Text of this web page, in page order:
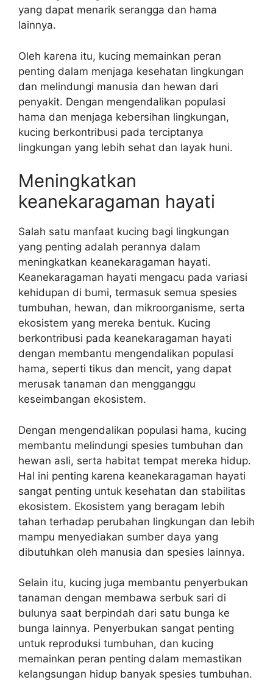
yang dapat menarik serangga dan hama
lainnya.
Oleh karena itu, kucing memainkan peran
penting dalam menjaga kesehatan lingkungan
dan melindungi manusia dan hewan dari
penyakit. Dengan mengendalikan populasi
hama dan menjaga kebersihan lingkungan,
kucing berkontribusi pada terciptanya
lingkungan yang lebih sehat dan layak huni.
Meningkatkan
keanekaragaman hayati
Salah satu manfaat kucing bagi lingkungan
yang penting adalah perannya dalam
meningkatkan keanekaragaman hayati.
Keanekaragaman hayati mengacu pada variasi
kehidupan di bumi, termasuk semua spesies
tumbuhan, hewan, dan mikroorganisme, serta
ekosistem yang mereka bentuk. Kucing
berkontribusi pada keanekaragaman hayati
dengan membantu mengendalikan populasi
hama, seperti tikus dan mencit, yang dapat
merusak tanaman dan mengganggu
keseimbangan ekosistem.
Dengan mengendalikan populasi hama, kucing
membantu melindungi spesies tumbuhan dan
hewan asli, serta habitat tempat mereka hidup.
Hal ini penting karena keanekaragaman hayati
sangat penting untuk kesehatan dan stabilitas
ekosistem. Ekosistem yang beragam lebih
tahan terhadap perubahan lingkungan dan lebih
mampu menyediakan sumber daya yang
dibutuhkan oleh manusia dan spesies lainnya.
Selain itu, kucing juga membantu penyerbukan
tanaman dengan membawa serbuk sari di
bulunya saat berpindah dari satu bunga ke
bunga lainnya. Penyerbukan sangat penting
untuk reproduksi tumbuhan, dan kucing
memainkan peran penting dalam memastikan
kelangsungan hidup banyak spesies tumbuhan.